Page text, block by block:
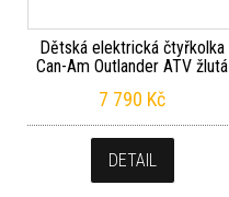
Dětská elektrická čtyřkolka
Can-Am Outlander ATV žlutá
7 790 Kč
DETAIL